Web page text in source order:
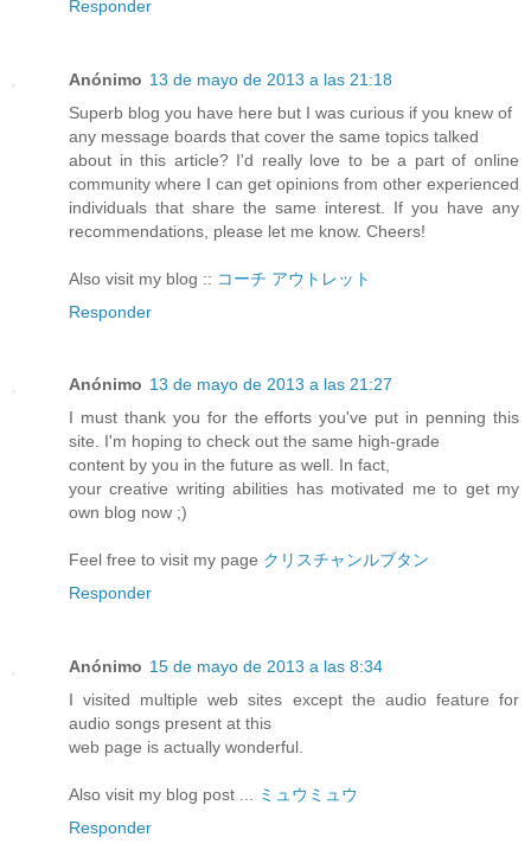
Responder
Anónimo 13 de mayo de 2013 a las 21:18
Superb blog you have here but I was curious if you knew of
any message boards that cover the same topics talked
about in this article? I'd really love to be a part of online
community where I can get opinions from other experienced
individuals that share the same interest. If you have any
recommendations, please let me know. Cheers!
Also visit my blog :: コーチ アウトレット
Responder
Anónimo 13 de mayo de 2013 a las 21:27
I must thank you for the efforts you've put in penning this
site. I'm hoping to check out the same high-grade
content by you in the future as well. In fact,
your creative writing abilities has motivated me to get my
own blog now ;)
Feel free to visit my page クリスチャンルブタン
Responder
Anónimo 15 de mayo de 2013 a las 8:34
I visited multiple web sites except the audio feature for
audio songs present at this
web page is actually wonderful.
Also visit my blog post ... ミュウミュウ
Responder